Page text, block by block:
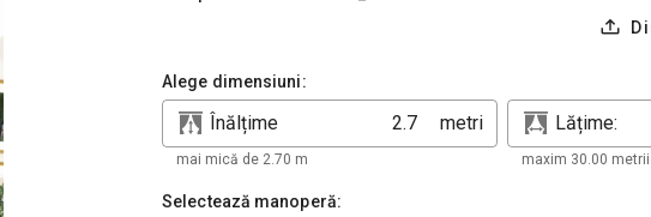
Alege dimensiuni:
Înălțime metri
mai mică de 2.70 m
Lățime:
maxim 30.00
Selectează manoperă: